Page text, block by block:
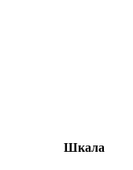
Шкала